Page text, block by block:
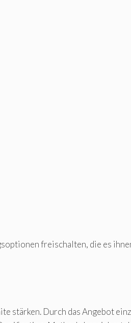
freischalten, die es
stärken. Durch das Angebot